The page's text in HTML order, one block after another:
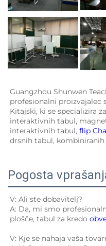
Guangzhou Shunwen
profesionalni proizvajalec
Kitajski, ki se specializira
interaktivnih tabul,
interaktivnih tabul, flip
drsnih tabul,
Pogosta
V: Ali ste dobavitelj?
A: Da, mi smo
plošče, tabul za kredo
V: Kje se nahaja vaša